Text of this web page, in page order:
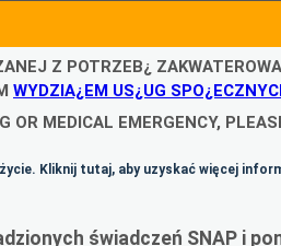
Z POTRZEB¿
WYDZIA¿EM US¿UG
OR MEDICAL EMERGENCY,
Kliknij tutaj, aby uzyskać więcej
świadczeń SNAP i